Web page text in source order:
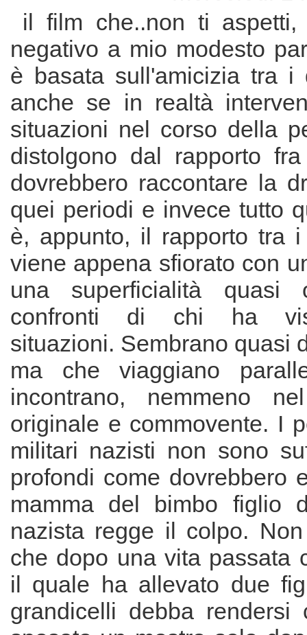
il film che..non ti
negativo a mio modesto
è basata sull'amicizia tra i
anche se in realtà
situazioni nel corso della
distolgono dal rapporto
dovrebbero raccontare la
quei periodi e invece tutto
è, appunto, il rapporto tra
viene appena sfiorato con
una superficialità quasi
confronti di chi ha
situazioni. Sembrano quasi
ma che viaggiano
incontrano, nemmeno
originale e commovente. I
militari nazisti non sono
profondi come dovrebbero
mamma del bimbo figlio
nazista regge il colpo.
che dopo una vita passata
il quale ha allevato due
grandicelli debba rendersi